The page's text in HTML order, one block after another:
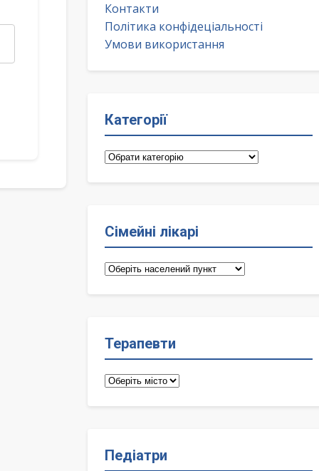
Контакти
Політика конфідеціальності
Умови використання
Категорії
Категорії
Сімейні лікарі
Сімейні
Терапевти
Терапевти
Педіатри